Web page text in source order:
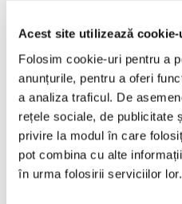
Acest site utilizează cookie-
Folosim cookie-uri pentru a
anunțurile, pentru a oferi
a analiza traficul. De
rețele sociale, de publicitate
privire la modul în care
pot combina cu alte
în urma folosirii serviciilor lor.
Aprilie 2025
Martie 2025
Februarie 2025
Ianuarie 2025
Decembrie 2024
Noiembrie 2024
Octombrie 2024